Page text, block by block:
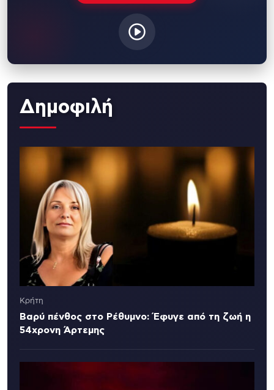
Δημοφιλή
Κρήτη
Βαρύ πένθος στο Ρέθυμνο: Έφυγε από τη ζωή η
54χρονη Άρτεμης